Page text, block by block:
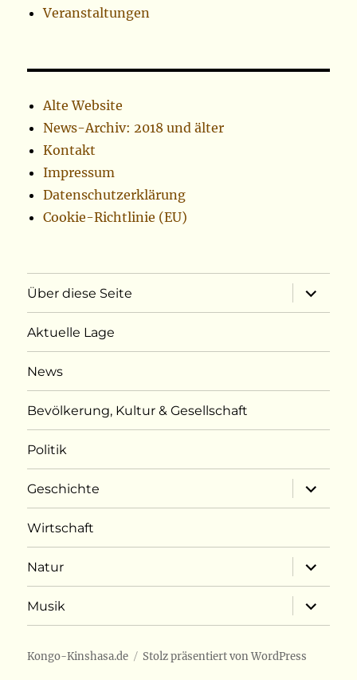
Veranstaltungen
Alte Website
News-Archiv: 2018 und älter
Kontakt
Impressum
Datenschutzerklärung
Cookie-Richtlinie (EU)
Über diese Seite
öffnen
Aktuelle Lage
News
Bevölkerung, Kultur & Gesellschaft
Politik
Geschichte
öffnen
Wirtschaft
Natur
öffnen
Musik
öffnen
Kongo-Kinshasa.de Stolz präsentiert von WordPress